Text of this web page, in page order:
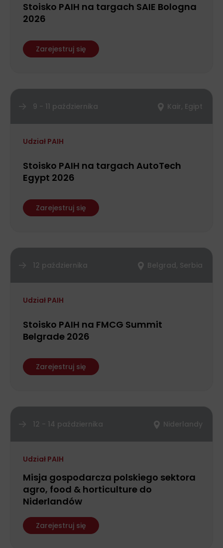
Stoisko PAIH na targach SAIE Bologna
2026
Zarejestruj się
9 - 11 października Kair, Egipt
Udział PAIH
Stoisko PAIH na targach AutoTech
Egypt 2026
Zarejestruj się
12 października Belgrad, Serbia
Udział PAIH
Stoisko PAIH na FMCG Summit
Belgrade 2026
Zarejestruj się
12 - 14 października Niderlandy
Udział PAIH
Misja gospodarcza polskiego sektora
agro, food & horticulture do
Niderlandów
Zarejestruj się